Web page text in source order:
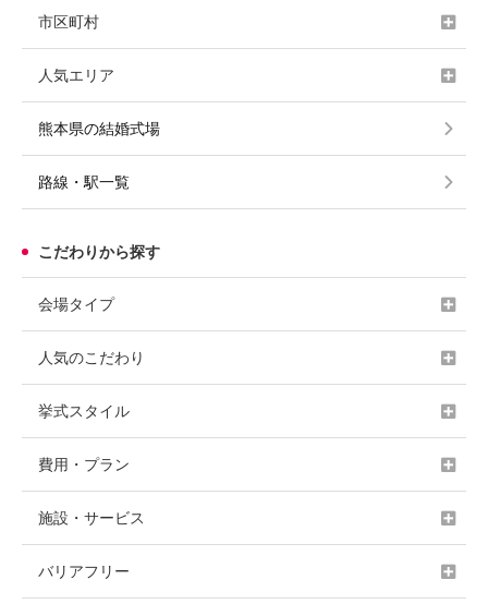
市区町村
人気エリア
熊本県の結婚式場
路線・駅一覧
こだわりから探す
会場タイプ
人気のこだわり
挙式スタイル
費用・プラン
施設・サービス
バリアフリー